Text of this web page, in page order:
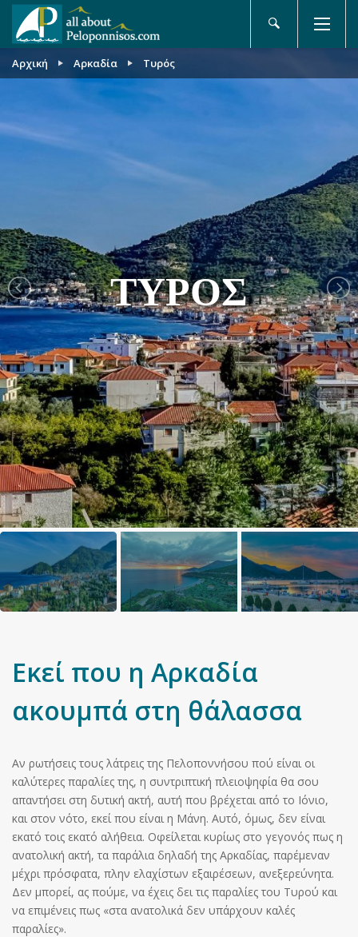
Αρχική Αρκαδία Τυρός
ΤΥΡΌΣ
Εκεί που η Αρκαδία
ακουμπά στη θάλασσα
Αν ρωτήσεις τους λάτρεις της Πελοποννήσου πού είναι οι
καλύτερες παραλίες της, η συντριπτική πλειοψηφία θα σου
απαντήσει στη δυτική ακτή, αυτή που βρέχεται από το Ιόνιο,
και στον νότο, εκεί που είναι η Μάνη. Αυτό, όμως, δεν είναι
εκατό τοις εκατό αλήθεια. Οφείλεται κυρίως στο γεγονός πως η
ανατολική ακτή, τα παράλια δηλαδή της Αρκαδίας, παρέμεναν
μέχρι πρόσφατα, πλην ελαχίστων εξαιρέσεων, ανεξερεύνητα.
Δεν μπορεί, ας πούμε, να έχεις δει τις παραλίες του Τυρού και
να επιμένεις πως «στα ανατολικά δεν υπάρχουν καλές
παραλίες».